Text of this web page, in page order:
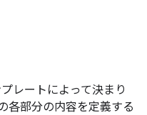
レートによって決まり
各部分の内容を定義する